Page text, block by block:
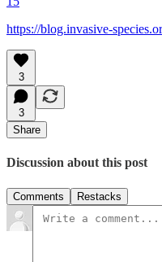
https://blog.invasive-
3
3
Share
Discussion about this post
Comments Restacks